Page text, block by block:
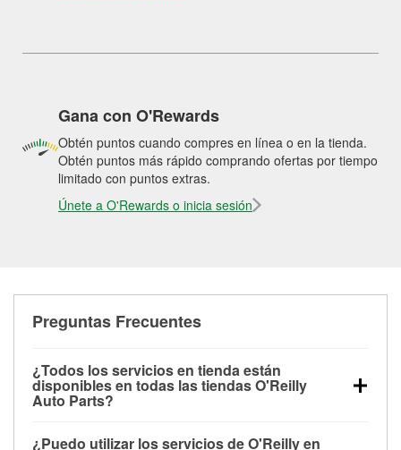
Gana con O'Rewards
Obtén puntos cuando compres en línea o en la tienda.
Obtén puntos más rápido comprando ofertas por tiempo
limitado con puntos extras.
Únete a O'Rewards o inicia sesión
Preguntas Frecuentes
¿Todos los servicios en tienda están
disponibles en todas las tiendas O'Reilly
Auto Parts?
¿Puedo utilizar los servicios de O'Reilly en